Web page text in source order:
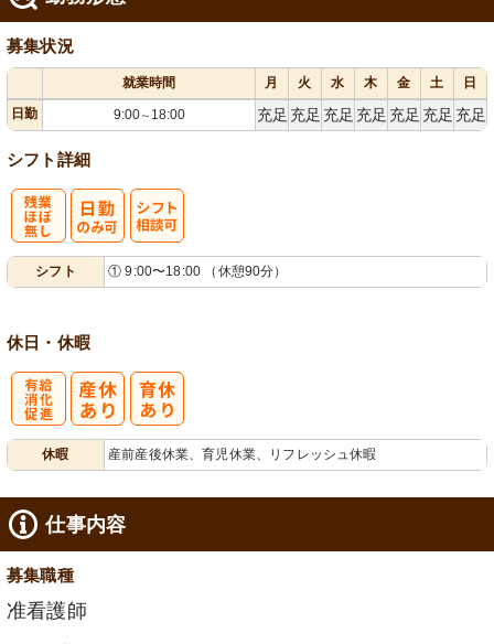
募集状況
就業時間 月 火 水 木 金 土
日
日勤
9:00～ 18:00 充足 充足 充足 充足 充足 充足 充足
シフト詳細
シフト ① 9:00〜18:00 （休憩90分）
休日・休暇
休暇 産前産後休業、育児休業、リフレッシュ休暇
仕事内容
募集職種
准看護師